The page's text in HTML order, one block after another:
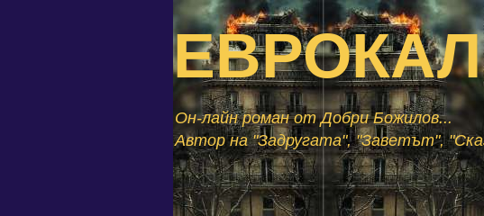
Он-лайн роман от Добри Божилов...
Автор на "Задругата", "Заветът",